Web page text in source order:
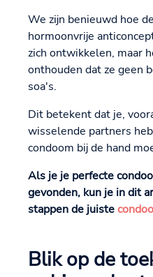
We zijn benieuwd hoe
hormoonvrije
zich ontwikkelen, maar
onthouden dat ze geen
soa's.
Dit betekent dat je,
wisselende partners
condoom bij de hand
Als je je perfecte
gevonden, kun je in dit
stappen de juiste
Blik op de